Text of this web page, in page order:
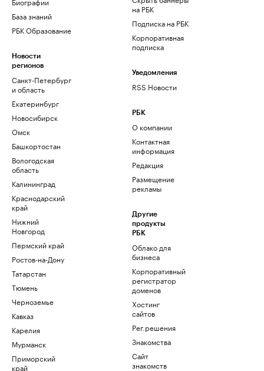
База знаний
РБК Образование
Новости
регионов
Санкт-Петербург
и область
Екатеринбург
Новосибирск
Омск
Башкортостан
Вологодская
область
Калининград
Краснодарский
край
Нижний
Новгород
Пермский край
Ростов-на-Дону
Татарстан
Тюмень
Черноземье
Кавказ
Карелия
Мурманск
Приморский
край
на РБК
Подписка на РБК
Корпоративная
подписка
Уведомления
RSS Новости
РБК
О компании
Контактная
информация
Редакция
Размещение
рекламы
Другие
продукты
РБК
Облако для
бизнеса
Корпоративный
регистратор
доменов
Хостинг
сайтов
Рег.решения
Знакомства
Сайт
знакомств